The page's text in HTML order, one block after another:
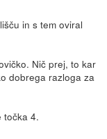
in s tem oviral
Nič prej, to kar
dobrega razloga za
točka 4.